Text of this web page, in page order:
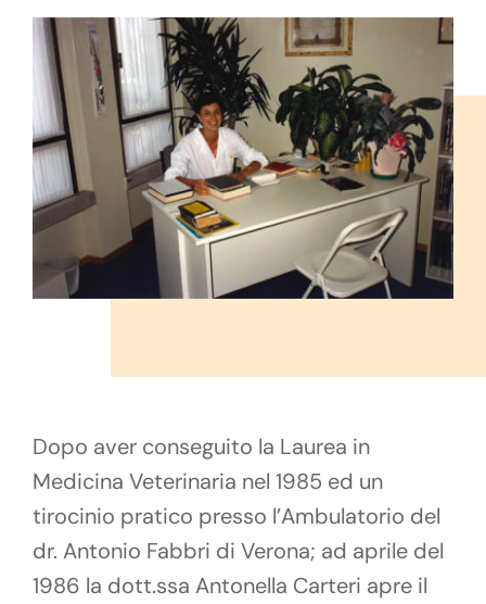
Dopo aver conseguito la Laurea in
Medicina Veterinaria nel 1985 ed un
tirocinio pratico presso l’Ambulatorio del
dr. Antonio Fabbri di Verona; ad aprile del
1986 la dott.ssa Antonella Carteri apre il